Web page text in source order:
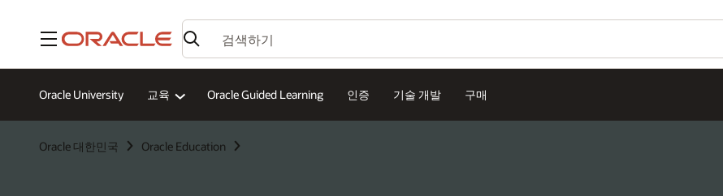
메뉴
Oracle University 교육 Oracle Guided Learning 인증 기술 개발 구매
Oracle 대한민국 Oracle Education